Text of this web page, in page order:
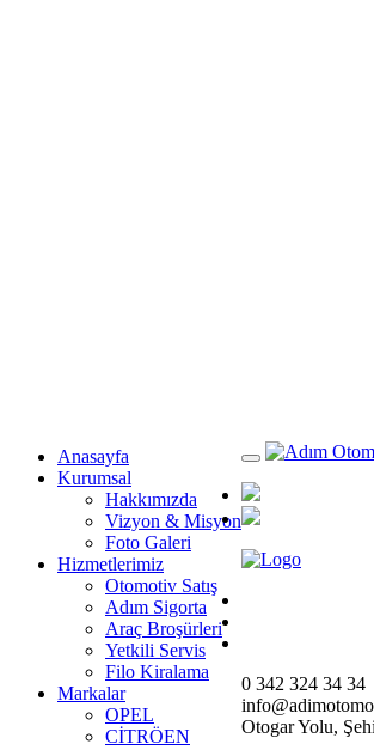
Anasayfa
Kurumsal
Hakkımızda
Vizyon & Misyon
Foto Galeri
Hizmetlerimiz
Otomotiv Satış
Adım Sigorta
Araç Broşürleri
Yetkili Servis
Filo Kiralama
Markalar
OPEL
CİTRÖEN
0 342 324 34 34
Otogar Yolu,